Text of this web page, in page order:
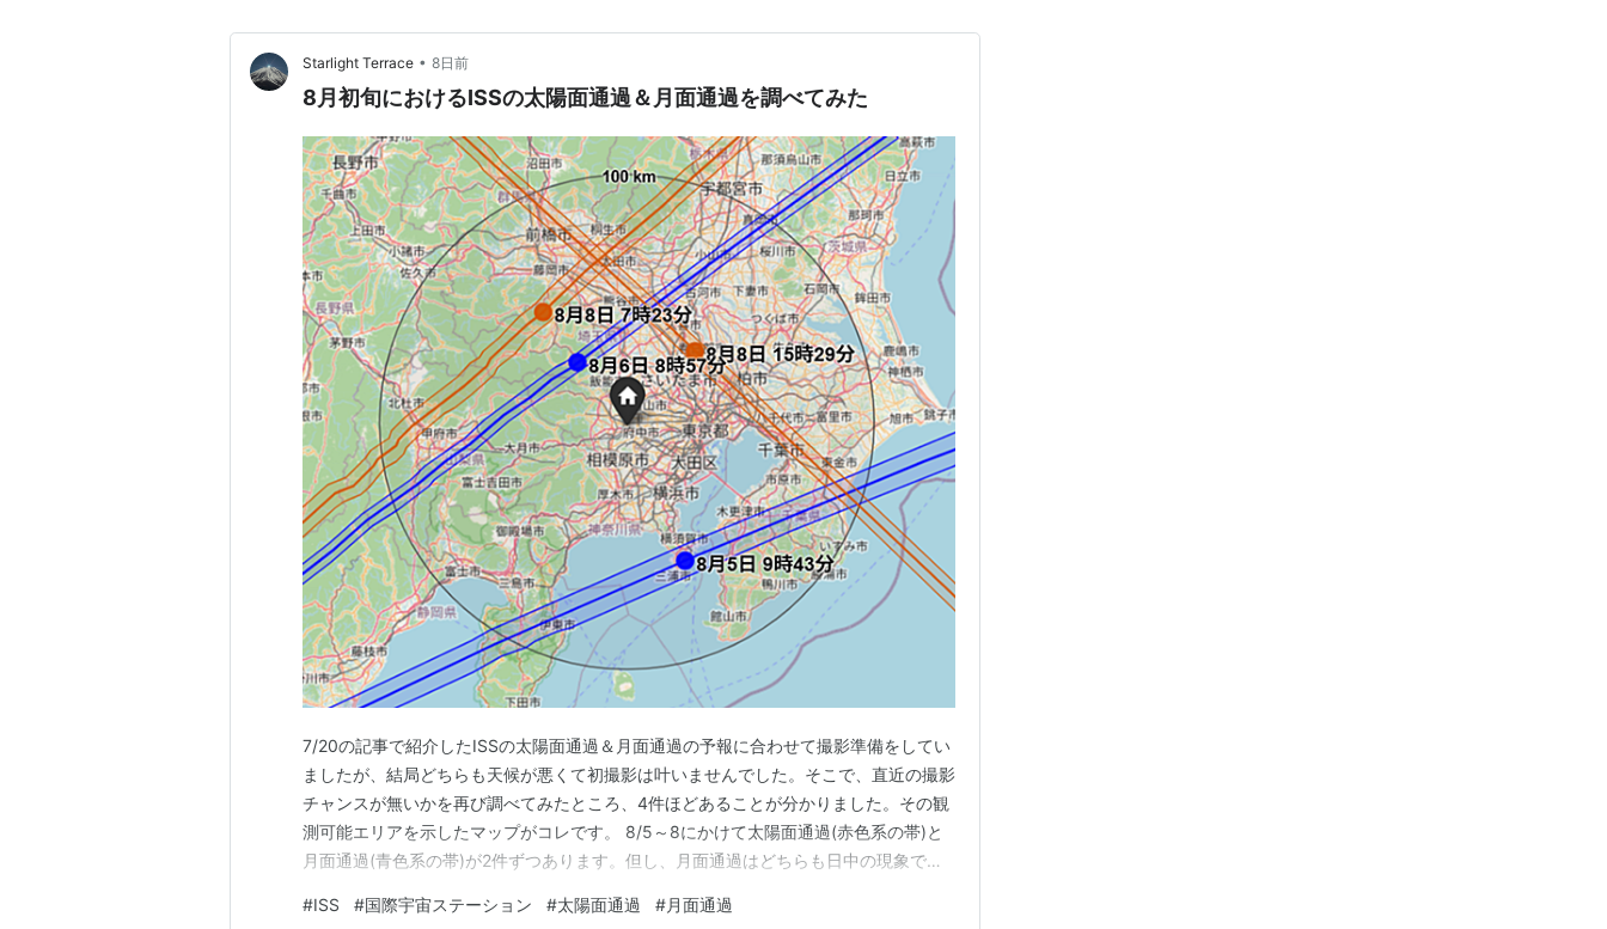
いる。運用終了までに要する費用は1540億USドルと見積もられており、人類史上最も
高額なプロジェクトである。
ISS計画の経緯
1961年に旧ソ連（ロシア）が人類初の宇宙進出を皮切りに、1969年には米国が人類初
の月面着陸という偉業を成し遂げるなど、各国が独自の研究を重ねながら、激しい宇宙
競争を繰り広げていた。
時代が進み、米国の航空宇宙局（NASA）では、1982年から、国際宇宙ステーション
（ISS）についての計画が話し合われていた。1984年、当時の大統領であるレーガンが
「我々の次の大きな目標は、米国のパイオニア精神を構築し、新しいフロンティアを開
拓することだ。 私は宇宙空間に恒久的な有人宇宙基地を10年以内に建設することを指
示する。」と演説し、国際宇宙ステーション建設を表明した。また、同年6月に開催さ
れたロンドンサミットにおいて、サミット関係各国に対し、国際宇宙ステーション計画
への参加を呼びかけ、計画が正式にスタートされた。これにより、各国間の宇宙開発は
競争から協力へと歩みを変えていった。
各国の役割
国際宇宙ステーションは、国際パートナー各国がそれぞれに開発した要素（パーツ）で
成り立っている。基本的には各要素を担当の国が責任を持って運用し、全体のとりまと
めを米国が行っている。各要素の打上げには、米国のスペースシャトルやロシアのロケ
米国航空宇宙局（NASA）から各国と調整を取りつつ、総合的なまとめ役を担当してい
る。提供する要素は、実験モジュール、ロボットアームを設置するトラスという部分、
Starlight Terrace • 8日前
8月初旬におけるISSの太陽面通過＆月面通過を調べてみた
7/20の記事で紹介したISSの太陽面通過＆月面通過の予報に合わせて撮影準備をしてい
ましたが、結局どちらも天候が悪くて初撮影は叶いませんでした。そこで、直近の撮影
チャンスが無いかを再び調べてみたところ、4件ほどあることが分かりました。その観
測可能エリアを示したマップがコレです。 8/5～8にかけて太陽面通過(赤色系の帯)と
月面通過(青色系の帯)が2件ずつあります。但し、月面通過はどちらも日中の現象で、
面通過の方は同じ日に午前と午後の2回見られるようで、群馬県の伊勢崎市や太田市の
#ISS #国際宇宙ステーション #太陽面通過 #月面通過